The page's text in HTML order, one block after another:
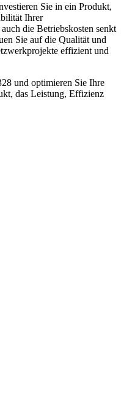
Sie in ein Produkt,
Ihrer
die Betriebskosten senkt
Sie auf die Qualität und
effizient und
und optimieren Sie Ihre
das Leistung, Effizienz